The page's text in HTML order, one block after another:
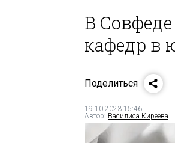
В
кафедр в
Поделиться
19.10.2023 15:46
Автор: Василиса Киреева